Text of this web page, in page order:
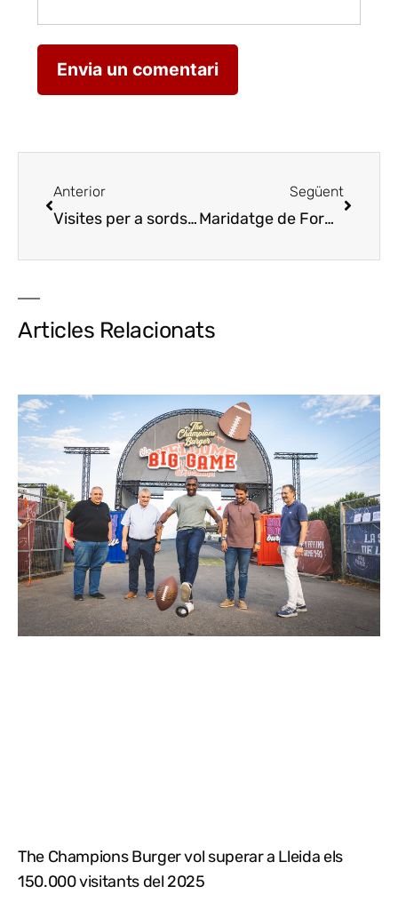
Anterior
Visites per a sords a Camis d’Or Líquid Visitas
Següent
Maridatge de Formatges de Tros de Sort i vins de Castell d’Encus
Articles Relacionats
The Champions Burger vol superar a Lleida els
150.000 visitants del 2025